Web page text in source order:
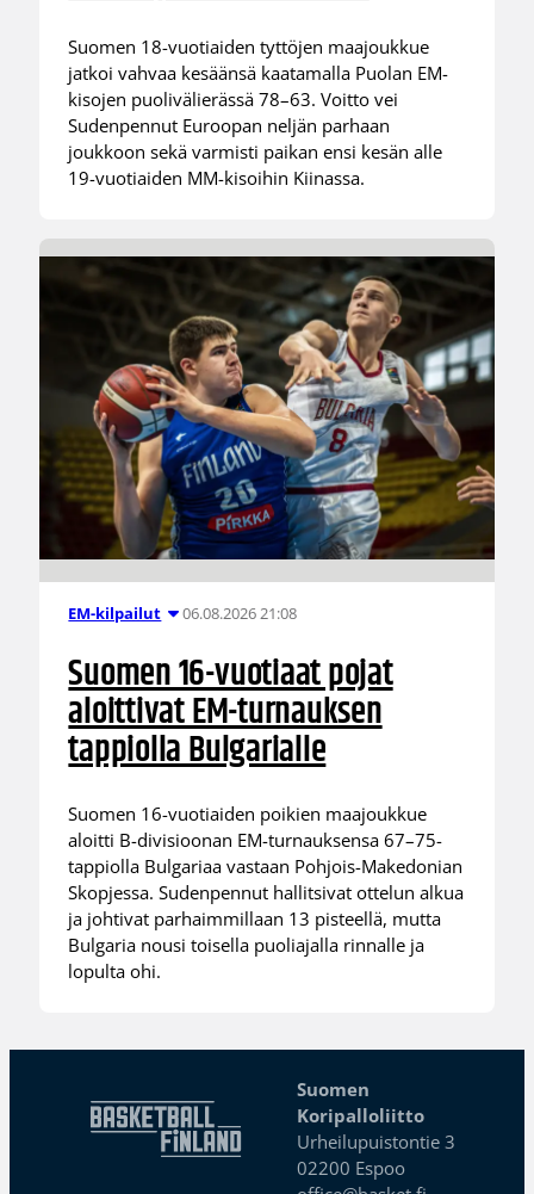
Suomen 18-vuotiaiden tyttöjen maajoukkue
jatkoi vahvaa kesäänsä kaatamalla Puolan EM-
kisojen puolivälierässä 78–63. Voitto vei
Sudenpennut Euroopan neljän parhaan
joukkoon sekä varmisti paikan ensi kesän alle
19-vuotiaiden MM-kisoihin Kiinassa.
EM-kilpailut 06.08.2026 21:08
Suomen 16-vuotiaat pojat
aloittivat EM-turnauksen
tappiolla Bulgarialle
Suomen 16-vuotiaiden poikien maajoukkue
aloitti B-divisioonan EM-turnauksensa 67–75-
tappiolla Bulgariaa vastaan Pohjois-Makedonian
Skopjessa. Sudenpennut hallitsivat ottelun alkua
ja johtivat parhaimmillaan 13 pisteellä, mutta
Bulgaria nousi toisella puoliajalla rinnalle ja
lopulta ohi.
Suomen
Koripalloliitto
Urheilupuistontie 3
02200 Espoo